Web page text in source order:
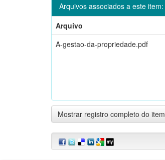
Arquivos associados a este item:
Arquivo
A-gestao-da-propriedade.pdf
Mostrar registro completo do item